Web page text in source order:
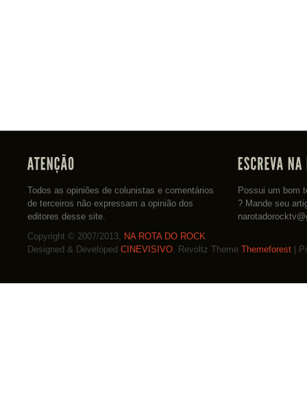
Todos as opiniões de colunistas e comentários
de terceiros não expressam a opinião dos
editores desse site.
Possui um bom
? Mande seu
Copyright © 2007/2013, NA ROTA DO ROCK
Designed & Developed CINEVISIVO. Revoltz Theme Themeforest |